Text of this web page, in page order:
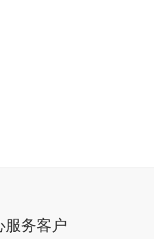
服务客户